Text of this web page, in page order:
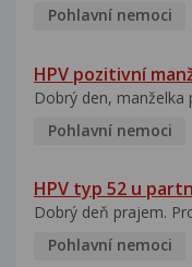
Pohlavní nemoci
HPV pozitivní
Dobrý den, manželka
Pohlavní nemoci
HPV typ 52 u
Dobrý deň prajem.
Pohlavní nemoci